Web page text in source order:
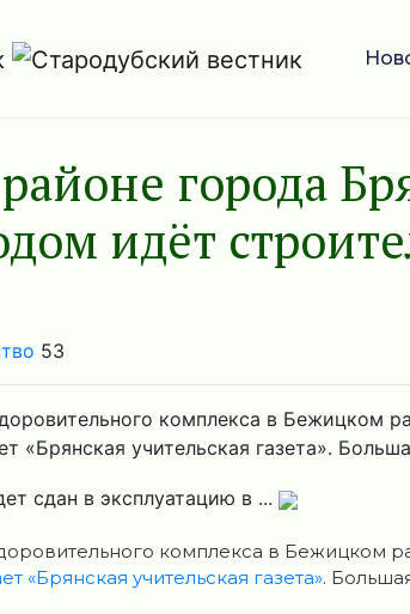
города
идёт
53
комплекса в Бежицком
«Брянская учительская газета».
сдан в эксплуатацию в ...
комплекса в Бежицком
«Брянская учительская газета».